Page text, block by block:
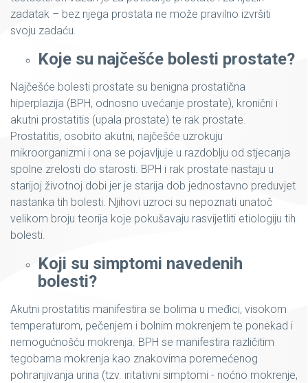
zadatak – bez njega prostata ne može pravilno izvršiti
svoju zadaću.
Koje su najčešće bolesti prostate?
Najčešće bolesti prostate su benigna prostatična
hiperplazija (BPH, odnosno uvećanje prostate), kronični i
akutni prostatitis (upala prostate) te rak prostate.
Prostatitis, osobito akutni, najčešće uzrokuju
mikroorganizmi i ona se pojavljuje u razdoblju od stjecanja
spolne zrelosti do starosti. BPH i rak prostate nastaju u
starijoj životnoj dobi jer je starija dob jednostavno preduvjet
nastanka tih bolesti. Njihovi uzroci su nepoznati unatoč
velikom broju teorija koje pokušavaju rasvijetliti etiologiju tih
bolesti.
Koji su simptomi navedenih
bolesti?
Akutni prostatitis manifestira se bolima u međici, visokom
temperaturom, pečenjem i bolnim mokrenjem te ponekad i
nemogućnošću mokrenja. BPH se manifestira različitim
tegobama mokrenja kao znakovima poremećenog
pohranjivanja urina (tzv. iritativni simptomi - noćno mokrenje,